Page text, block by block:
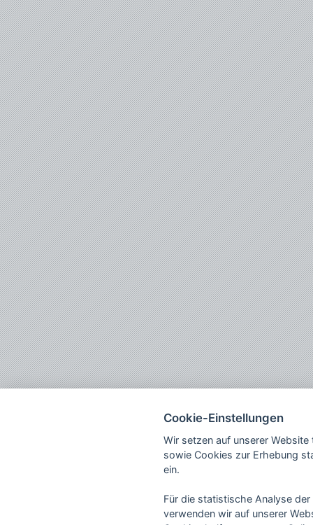
Cookie-Einstellungen
Wir setzen auf unserer
sowie Cookies zur Erhebung
ein.
Für die statistische Analyse
verwenden wir auf unserer